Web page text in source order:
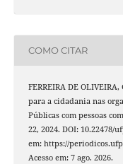
COMO CITAR
FERREIRA DE
para a cidadania nas
Públicas com pessoas
22, 2024. DOI: 10.22478/
em: https://
Acesso em: 7 ago. 2026.